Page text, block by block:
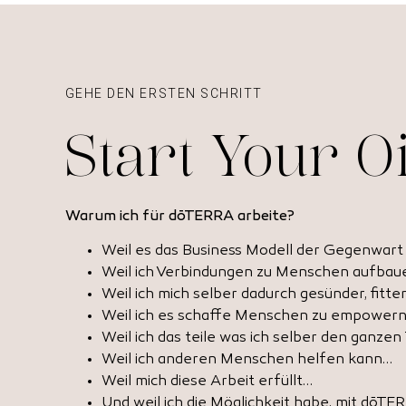
GEHE DEN ERSTEN SCHRITT
Start Your
Warum ich für dōTERRA arbeite?
Weil es das Business Modell der
Weil ich Verbindungen zu Menschen
Weil ich mich selber dadurch gesünder,
Weil ich es schaffe Menschen zu
Weil ich das teile was ich selber den
Weil ich anderen Menschen helfen kann…
Weil mich diese Arbeit erfüllt…